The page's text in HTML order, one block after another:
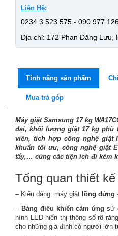
Liên Hệ:
0234 3 523 575 - 090 977
Địa chỉ: 172 Phan Đăng Lưu,
Tính năng sản phẩm
Mua trả góp
Máy giặt Samsung 17 kg
đại, khối lượng giặt 17 kg phù
viên, tích hợp công nghệ giặt
khuẩn tối ưu, công nghệ giặt
tẩy,… cùng các tiện ích đi kèm
Tổng quan thiết kế
– Kiểu dáng: máy giặt lồng đứng
– Bảng điều khiển cảm ứng sử
hình LED hiển thị thông số rõ
cho những gia đình có người lớn